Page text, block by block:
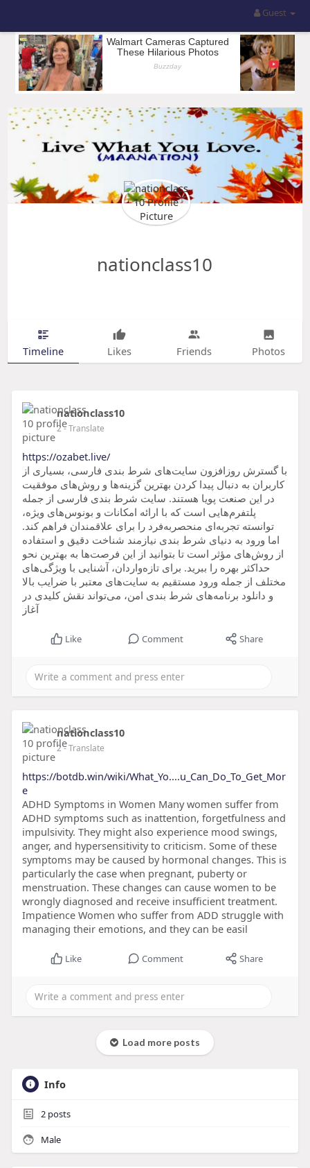
Guest
nationclass10
Timeline Likes Friends Photos
nationclass10
2- Translate
https://ozabet.live/
با گسترش روزافزون سایت‌های شرط بندی فارسی، بسیاری از
کاربران به دنبال پیدا کردن بهترین گزینه‌ها و روش‌های موفقیت
در این صنعت پویا هستند. سایت شرط بندی فارسی از جمله
پلتفرم‌هایی است که با ارائه امکانات و بونوس‌های ویژه،
توانسته تجربه‌ای منحصربه‌فرد را برای علاقمندان فراهم کند.
اما ورود به دنیای شرط بندی نیازمند شناخت دقیق و استفاده
از روش‌های مؤثر است تا بتوانید از این فرصت‌ها به بهترین نحو
حداکثر بهره را ببرید. برای تازه‌واردان، آشنایی با ویژگی‌های
مختلف از جمله ورود مستقیم به سایت‌های معتبر با ضرایب بالا
و دانلود برنامه‌های شرط بندی امن، می‌تواند نقش کلیدی در
آغاز
Like Comment Share
nationclass10
2- Translate
https://botdb.win/wiki/What_Yo....u_Can_Do_To_Get_Mor
e
ADHD Symptoms in Women Many women suffer from
ADHD symptoms such as inattention, forgetfulness and
impulsivity. They might also experience mood swings,
anger, and hypersensitivity to criticism. Some of these
symptoms may be caused by hormonal changes. This is
particularly the case when pregnant, puberty or
menstruation. These changes can cause women to be
wrongly diagnosed and receive insufficient treatment.
Impatience Women who suffer from ADD struggle with
managing their emotions, and they can be easil
Like Comment Share
Load more posts
Info
2posts
Male